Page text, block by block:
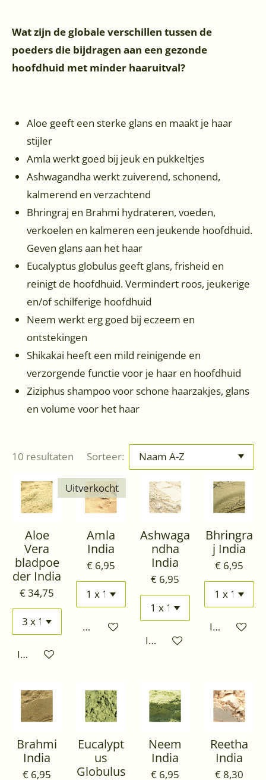
Wat zijn de globale verschillen tussen de
poeders die bijdragen aan een gezonde
hoofdhuid met minder haaruitval?
Aloe geeft een sterke glans en maakt je haar
stijler
Amla werkt goed bij jeuk en pukkeltjes
Ashwagandha werkt zuiverend, schonend,
kalmerend en verzachtend
Bhringraj en Brahmi hydrateren, voeden,
verkoelen en kalmeren een jeukende hoofdhuid.
Geven glans aan het haar
Eucalyptus globulus geeft glans, frisheid en
reinigt de hoofdhuid. Vermindert roos, jeukerige
en/of schilferige hoofdhuid
Neem werkt erg goed bij eczeem en
ontstekingen
Shikakai heeft een mild reinigende en
verzorgende functie voor je haar en hoofdhuid
Ziziphus shampoo voor schone haarzakjes, glans
en volume voor het haar
10 resultaten Sorteer:
Aloe
Vera
bladpoe
der India
€ 34,75
In winkelwagen
Uitverkocht
Amla
India
€ 6,95
Houd mij op de hoogte
Ashwaga
ndha
India
€ 6,95
In winkelwagen
Bhringra
j India
€ 6,95
In
Brahmi
India
€ 6,95
Eucalypt
us
Globulus
Neem
India
€ 6,95
Reetha
India
€ 8,30